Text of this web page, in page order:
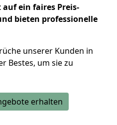
ein faires Preis-
bieten professionelle
unserer Kunden in
Bestes, um sie zu
erhalten